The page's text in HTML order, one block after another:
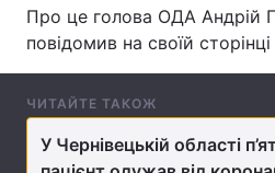
Економіка
Техно і зв'язок
Про це голова ОДА Андрій
повідомив на своїй
ЧИТАЙТЕ ТАКОЖ
У Чернівецькій області